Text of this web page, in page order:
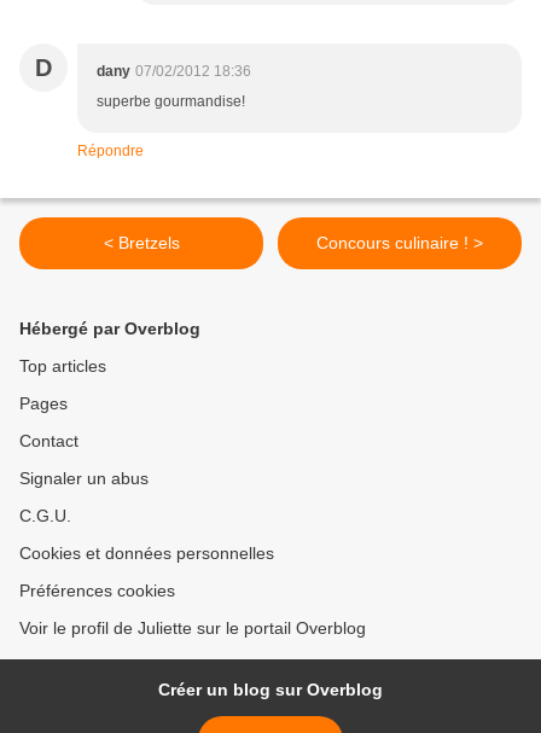
D dany 07/02/2012 18:36
superbe gourmandise!
Répondre
< Bretzels Concours culinaire ! >
Hébergé par Overblog
Top articles
Pages
Contact
Signaler un abus
C.G.U.
Cookies et données personnelles
Préférences cookies
Voir le profil de Juliette sur le portail Overblog
Créer un blog sur Overblog